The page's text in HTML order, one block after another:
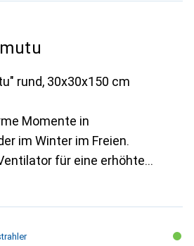
rund, 30x30x150 cm
Momente in
im Winter im Freien.
für eine erhöhte